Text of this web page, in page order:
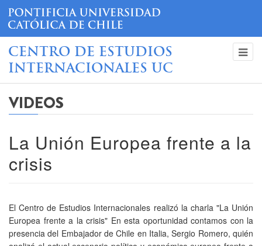
CENTRO DE ESTUDIOS
INTERNACIONALES UC
VIDEOS
La Unión Europea frente a la
crisis
El Centro de Estudios Internacionales realizó la charla "La Unión
Europea frente a la crisis" En esta oportunidad contamos con la
presencia del Embajador de Chile en Italia, Sergio Romero, quién